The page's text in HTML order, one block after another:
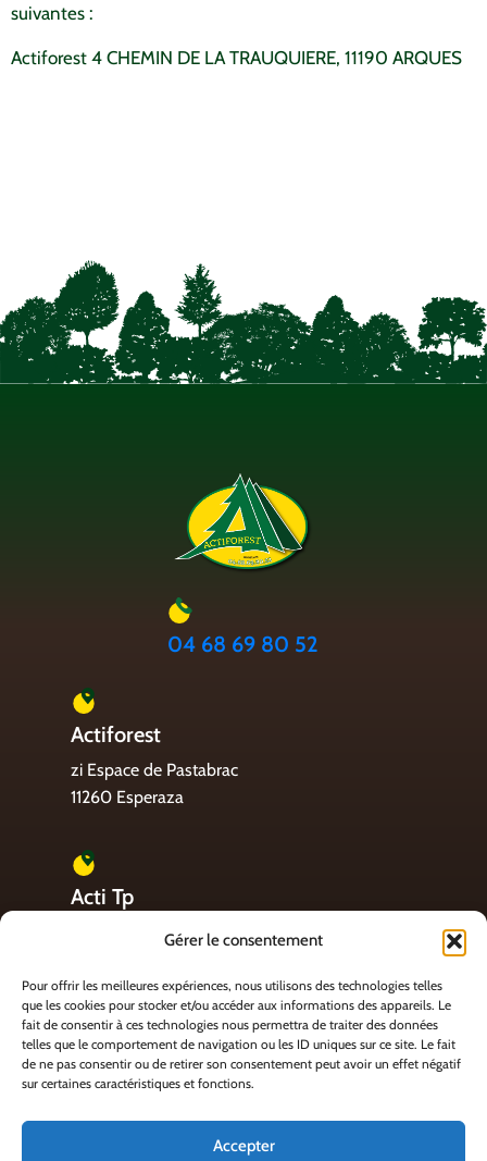
Gérer le consentement
Pour offrir les meilleures expériences, nous utilisons des technologies telles
que les cookies pour stocker et/ou accéder aux informations des appareils. Le
fait de consentir à ces technologies nous permettra de traiter des données
telles que le comportement de navigation ou les ID uniques sur ce site. Le fait
de ne pas consentir ou de retirer son consentement peut avoir un effet négatif
sur certaines caractéristiques et fonctions.
Accepter
suivantes :
Actiforest 4 CHEMIN DE LA TRAUQUIERE, 11190 ARQUES
Actiforest
zi Espace de Pastabrac
11260 Esperaza
Acti Tp
4 rue Pierre Fernat
Acti Energie
Zi de Batipole
St Martin de Villerglan
04 68 69 80 52